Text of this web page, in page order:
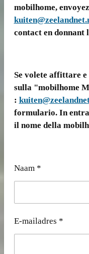
mobilhome,
contact en donnant
Se volete affittare
sulla "mobilhome
:
formulario. In
il nome della
Naam *
E-mailadres *